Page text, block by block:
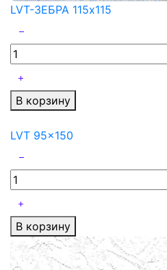
LVT-ЗЕБРА 115x115
В корзину
LVT 95x150
В корзину